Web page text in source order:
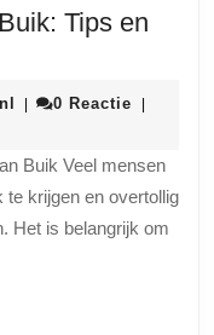
Tips en
sophiainstituutnl
| 0 Reactie |
Buik Veel mensen
krijgen en overtollig
Het is belangrijk om